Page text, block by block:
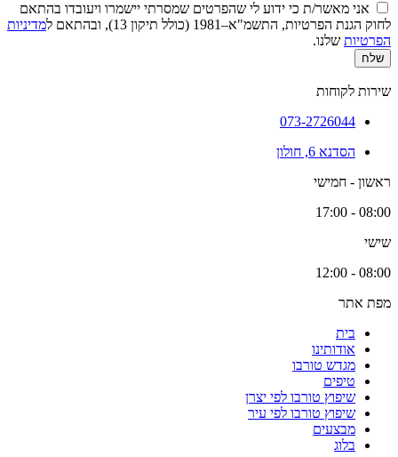
אני מאשר/ת כי ידוע לי שהפרטים שמסרתי יישמרו ויעובדו בהתאם
לחוק הגנת הפרטיות, התשמ"א–1981 (כולל תיקון 13), ובהתאם ל
מדיניות
הפרטיות שלנו.
שלח
שירות לקוחות
073-2726044
הסדנא 6, חולון
ראשון - חמישי
08:00 - 17:00
שישי
08:00 - 12:00
מפת אתר
בית
אודותינו
מגדש טורבו
טיפים
שיפוץ טורבו לפי יצרן
שיפוץ טורבו לפי עיר
מבצעים
בלוג